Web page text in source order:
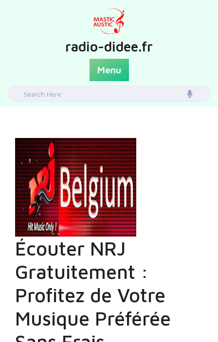
radio-didee.fr
Menu
Search
Écouter NRJ
Gratuitement :
Profitez de Votre
Musique Préférée